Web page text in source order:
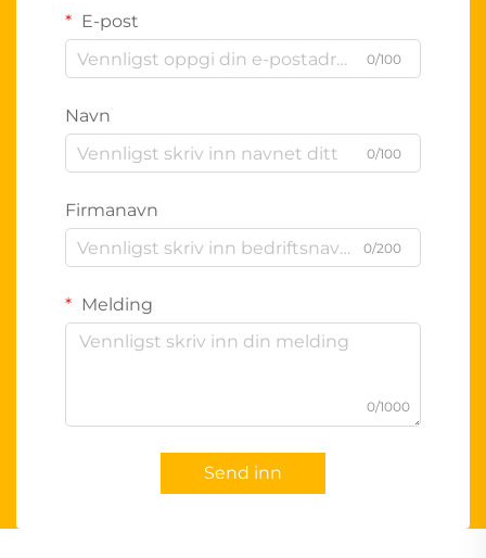
E-post
0/100
Navn
0/100
Firmanavn
0/200
Melding
0/1000
Send inn